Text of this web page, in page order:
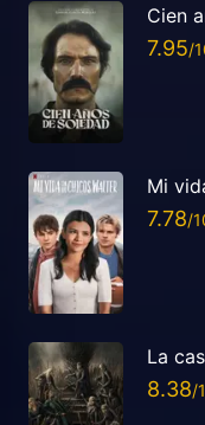
Cien
7.95
Mi
7.78
La
8.38